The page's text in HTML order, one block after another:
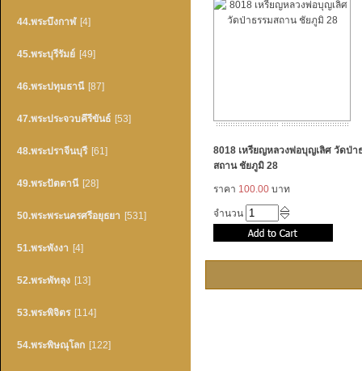
44.พระบึงกาฬ [4]
45.พระบุรีรัมย์ [49]
46.พระปทุมธานี [87]
47.พระประจวบคึรีขันธ์ [53]
48.พระปราจีนบุรี [61]
49.พระปัตตานี [28]
50.พระพระนครศรีอยุธยา [531]
51.พระพังงา [4]
52.พระพัทลุง [13]
53.พระพิจิตร [114]
54.พระพิษณุโลก [122]
8018 เหรียญหลวงพ่อบุญเลิศ วัดป่า
สถาน ชัยภูมิ 28
ราคา 100.00 บาท
จำนวน